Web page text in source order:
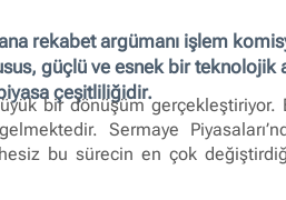
rekabet argümanı işlem
güçlü ve esnek bir teknolojik
çeşitliliğidir.
bir dönüşüm
Sermaye
bu sürecin en çok